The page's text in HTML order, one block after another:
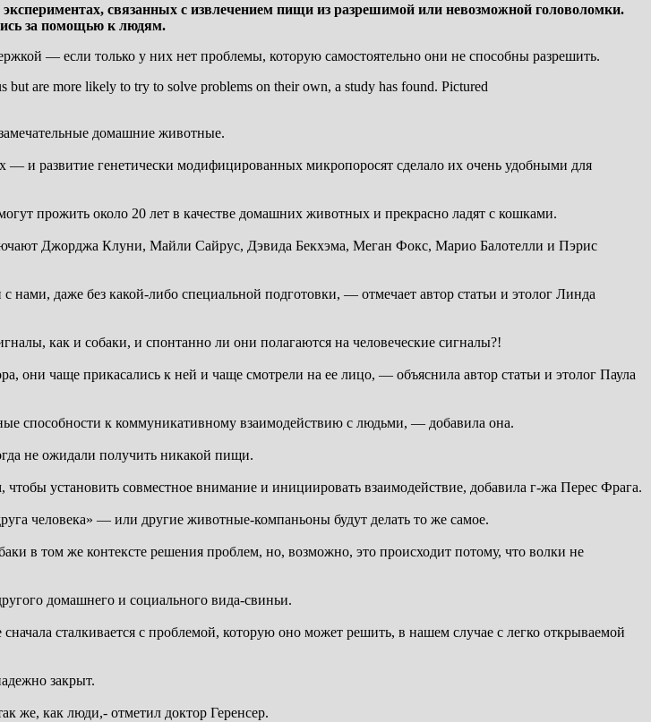
связанных с извлечением пищи из разрешимой или невозможной головоломки.
за помощью к людям.
— если только у них нет проблемы, которую самостоятельно они не способны разрешить.
домашние животные.
и развитие генетически модифицированных микропоросят сделало их очень удобными для
прожить около 20 лет в качестве домашних животных и прекрасно ладят с кошками.
Джорджа Клуни, Майли Сайрус, Дэвида Бекхэма, Меган Фокс, Марио Балотелли и Пэрис
даже без какой-либо специальной подготовки, — отмечает автор статьи и этолог Линда
как и собаки, и спонтанно ли они полагаются на человеческие сигналы?!
чаще прикасались к ней и чаще смотрели на ее лицо, — объяснила автор статьи и этолог Паула
способности к коммуникативному взаимодействию с людьми, — добавила она.
не ожидали получить никакой пищи.
установить совместное внимание и инициировать взаимодействие, добавила г-жа Перес Фрага.
человека» — или другие животные-компаньоны будут делать то же самое.
в том же контексте решения проблем, но, возможно, это происходит потому, что волки не
домашнего и социального вида-свиньи.
сталкивается с проблемой, которую оно может решить, в нашем случае с легко открываемой
закрыт.
же, как люди,- отметил доктор Геренсер.